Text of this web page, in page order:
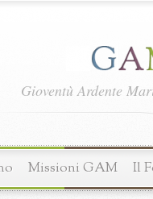
Gioventù Ardente
Missioni GAM Il